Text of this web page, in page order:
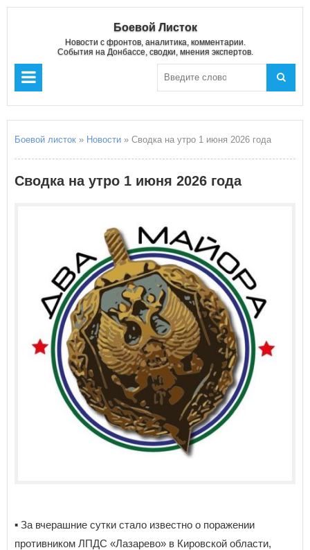
Боевой Листок
Новости с фронтов, аналитика, комментарии.
События на Донбассе, сводки, мнения экспертов.
Боевой листок » Новости » Сводка на утро 1 июня 2026 года
Сводка на утро 1 июня 2026 года
▪️ За вчерашние сутки стало известно о поражении
противником ЛПДС «Лазарево» в Кировской области,